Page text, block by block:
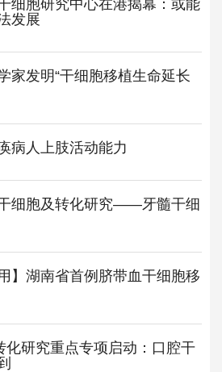
细胞研究中心在港揭幕：或能
发展
家发明“干细胞移植生命延长
病人上肢活动能力
细胞及转化研究——牙髓干细
】湖南省首例脐带血干细胞移
化研究重点专项启动：口腔干